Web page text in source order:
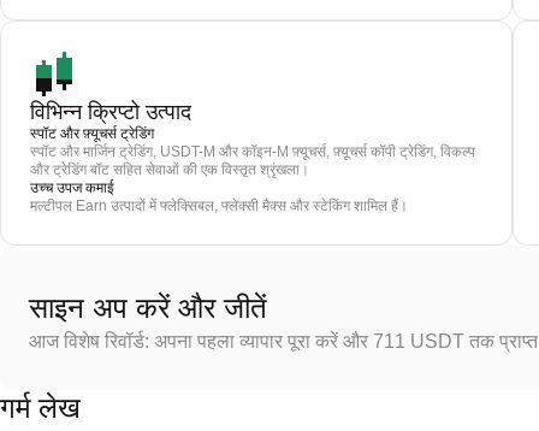
विभिन्न क्रिप्टो उत्पाद
स्पॉट और फ़्यूचर्स ट्रेडिंग
स्पॉट और मार्जिन ट्रेडिंग, USDT-M और कॉइन-M फ़्यूचर्स, फ़्यूचर्स कॉपी ट्रेडिंग, विकल्प
और ट्रेडिंग बॉट सहित सेवाओं की एक विस्तृत श्रृंखला।
उच्च उपज कमाई
मल्टीपल Earn उत्पादों में फ्लेक्सिबल, फ्लेक्सी मैक्स और स्टेकिंग शामिल हैं।
साइन अप करें और जीतें
आज विशेष रिवॉर्ड: अपना पहला व्यापार पूरा करें और 711 USDT तक
गर्म लेख